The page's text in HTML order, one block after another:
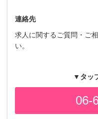
連絡先
求人に関するご質問・ご
い。
▼タッ
06-